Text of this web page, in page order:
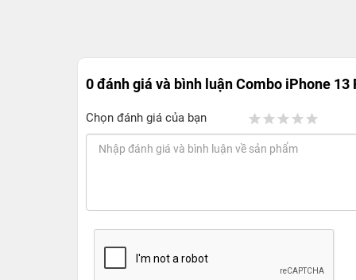
0 đánh giá và bình luậnCombo iPhone 13
Chọn đánh giá của bạn